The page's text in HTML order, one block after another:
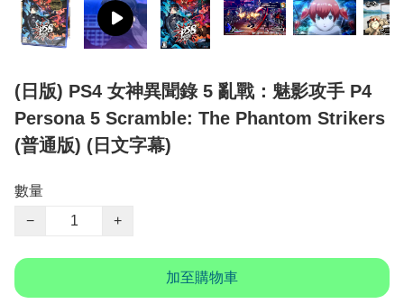
(日版) PS4 女神異聞錄 5 亂戰：魅影攻手 P4
Persona 5 Scramble: The Phantom Strikers
(普通版) (日文字幕)
數量
−
+
加至購物車